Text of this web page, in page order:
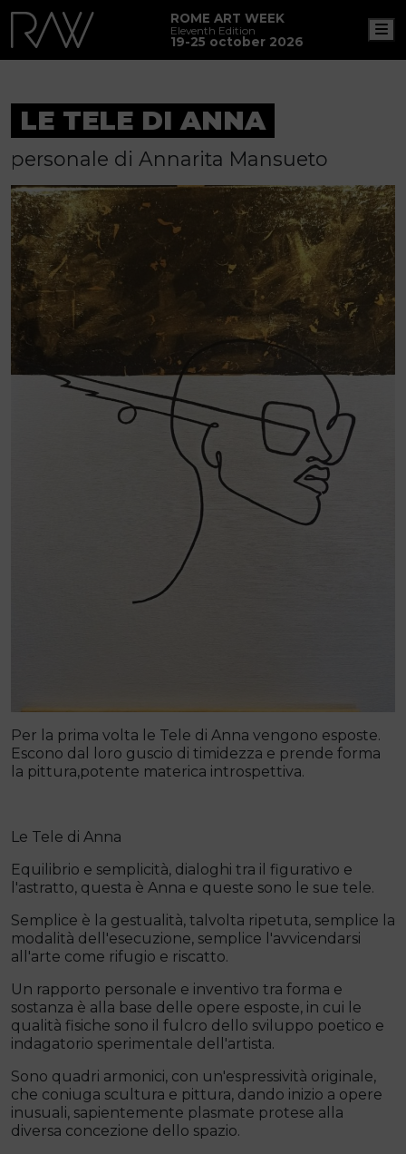
ROME ART WEEK
Eleventh Edition
19-25 october 2026
LE TELE DI ANNA
personale di Annarita Mansueto
Per la prima volta le Tele di Anna vengono esposte.
Escono dal loro guscio di timidezza e prende forma
la pittura,potente materica introspettiva.
Le Tele di Anna
Equilibrio e semplicità, dialoghi tra il figurativo e
l'astratto, questa è Anna e queste sono le sue tele.
Semplice è la gestualità, talvolta ripetuta, semplice la
modalità dell'esecuzione, semplice l'avvicendarsi
all'arte come rifugio e riscatto.
Un rapporto personale e inventivo tra forma e
sostanza è alla base delle opere esposte, in cui le
qualità fisiche sono il fulcro dello sviluppo poetico e
indagatorio sperimentale dell'artista.
Sono quadri armonici, con un'espressività originale,
che coniuga scultura e pittura, dando inizio a opere
inusuali, sapientemente plasmate protese alla
diversa concezione dello spazio.